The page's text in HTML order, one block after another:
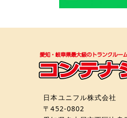
日本ユニフル株式会社
〒452-0802